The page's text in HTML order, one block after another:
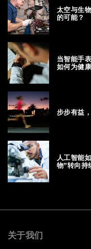
太空与生
的可能？
当智能手
如何为健
步步有益
人工智能
物”转向持
关于我们